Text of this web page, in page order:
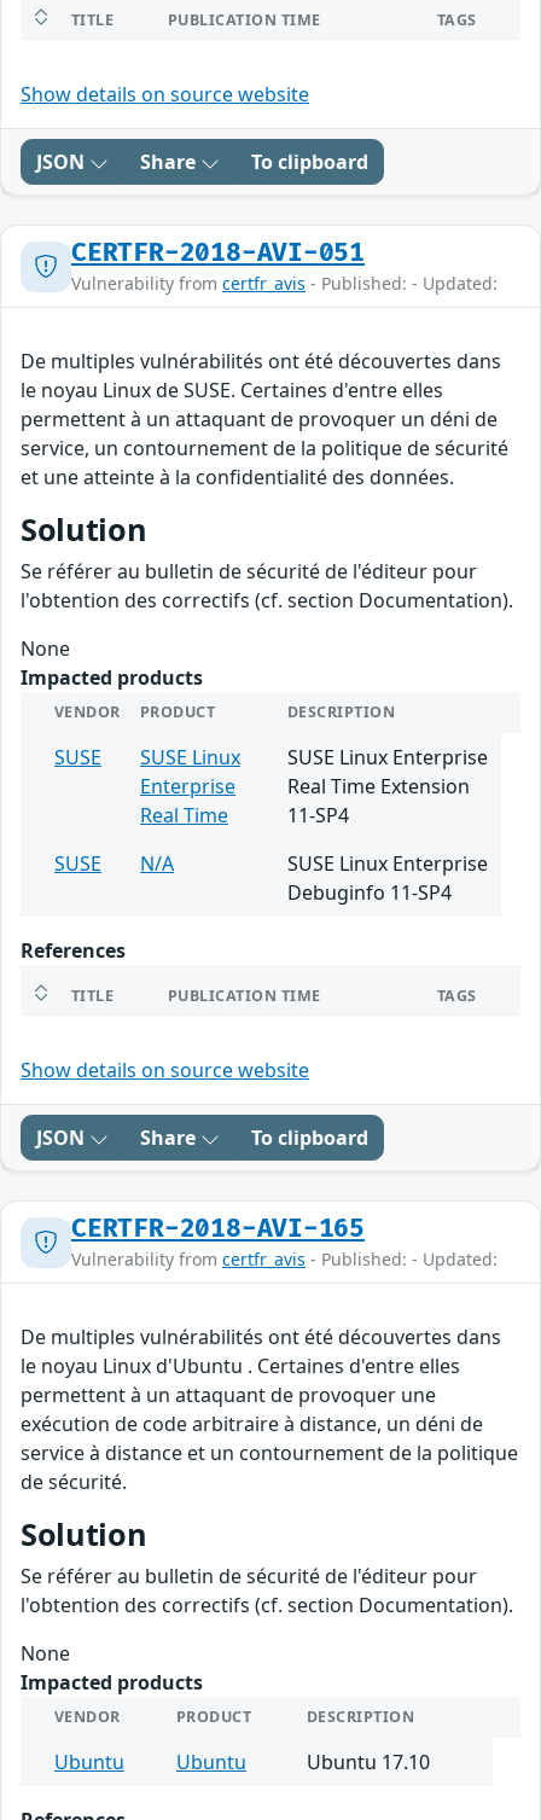
TITLE PUBLICATION TIME TAGS
Show details on source website
JSON Share To clipboard
CERTFR-2018-AVI-051
Vulnerability from certfr_avis - Published: - Updated:
De multiples vulnérabilités ont été découvertes dans
le noyau Linux de SUSE. Certaines d'entre elles
permettent à un attaquant de provoquer un déni de
service, un contournement de la politique de sécurité
et une atteinte à la confidentialité des données.
Solution
Se référer au bulletin de sécurité de l'éditeur pour
l'obtention des correctifs (cf. section Documentation).
None
Impacted products
VENDOR PRODUCT DESCRIPTION
SUSE
SUSE Linux
Enterprise
Real Time
SUSE Linux Enterprise
Real Time Extension
11-SP4
SUSE
N/A
SUSE Linux Enterprise
Debuginfo 11-SP4
References
TITLE PUBLICATION TIME TAGS
Show details on source website
JSON Share To clipboard
CERTFR-2018-AVI-165
Vulnerability from certfr_avis - Published: - Updated:
De multiples vulnérabilités ont été découvertes dans
le noyau Linux d'Ubuntu . Certaines d'entre elles
permettent à un attaquant de provoquer une
exécution de code arbitraire à distance, un déni de
service à distance et un contournement de la politique
de sécurité.
Solution
Se référer au bulletin de sécurité de l'éditeur pour
l'obtention des correctifs (cf. section Documentation).
None
Impacted products
VENDOR PRODUCT DESCRIPTION
Ubuntu Ubuntu Ubuntu 17.10